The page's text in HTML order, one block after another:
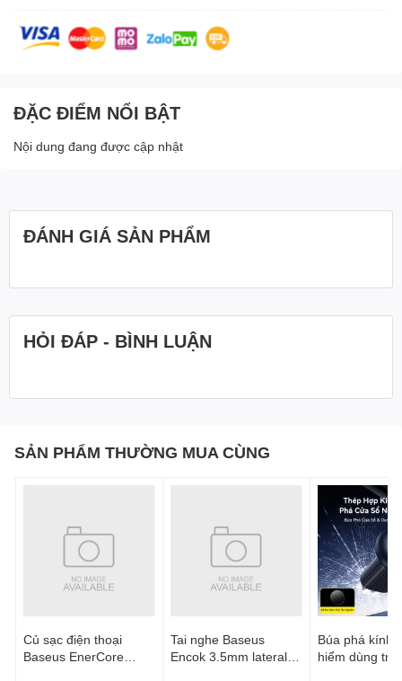
ĐẶC ĐIỂM NỔI BẬT
Nội dung đang được cập nhật
ĐÁNH GIÁ SẢN PHẨM
HỎI ĐÁP - BÌNH LUẬN
SẢN PHẨM THƯỜNG MUA CÙNG
Củ sạc điện thoại
Baseus EnerCore
Tai nghe Baseus
Encok 3.5mm lateral
Búa phá kính
hiểm dùng